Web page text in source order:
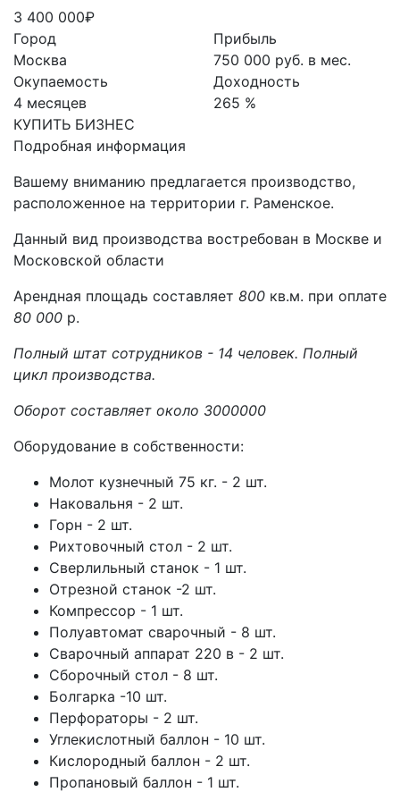
3 400 000₽
Город
Москва
Окупаемость
4 месяцев
КУПИТЬ БИЗНЕС
Прибыль
750 000 руб. в мес.
Доходность
265 %
Подробная информация
Вашему вниманию предлагается производство,
расположенное на территории г. Раменское.
Данный вид производства востребован в Москве и
Московской области
Арендная площадь составляет 800 кв.м. при оплате
80 000 р.
Полный штат сотрудников - 14 человек. Полный
цикл производства.
Оборот составляет около 3000000
Оборудование в собственности:
Молот кузнечный 75 кг. - 2 шт.
Наковальня - 2 шт.
Горн - 2 шт.
Рихтовочный стол - 2 шт.
Сверлильный станок - 1 шт.
Отрезной станок -2 шт.
Компрессор - 1 шт.
Полуавтомат сварочный - 8 шт.
Сварочный аппарат 220 в - 2 шт.
Сборочный стол - 8 шт.
Болгарка -10 шт.
Перфораторы - 2 шт.
Углекислотный баллон - 10 шт.
Кислородный баллон - 2 шт.
Пропановый баллон - 1 шт.